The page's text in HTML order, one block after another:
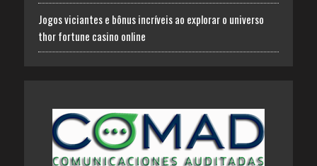
Jogos viciantes e bônus incríveis ao explorar o universo
thor fortune casino online